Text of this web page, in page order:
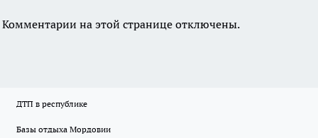
Комментарии на этой странице отключены.
ДТП в республике
Базы отдыха Мордовии